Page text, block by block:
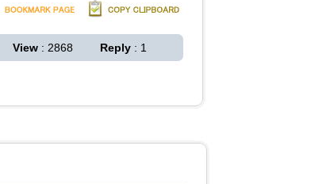
View : 2868 Reply : 1